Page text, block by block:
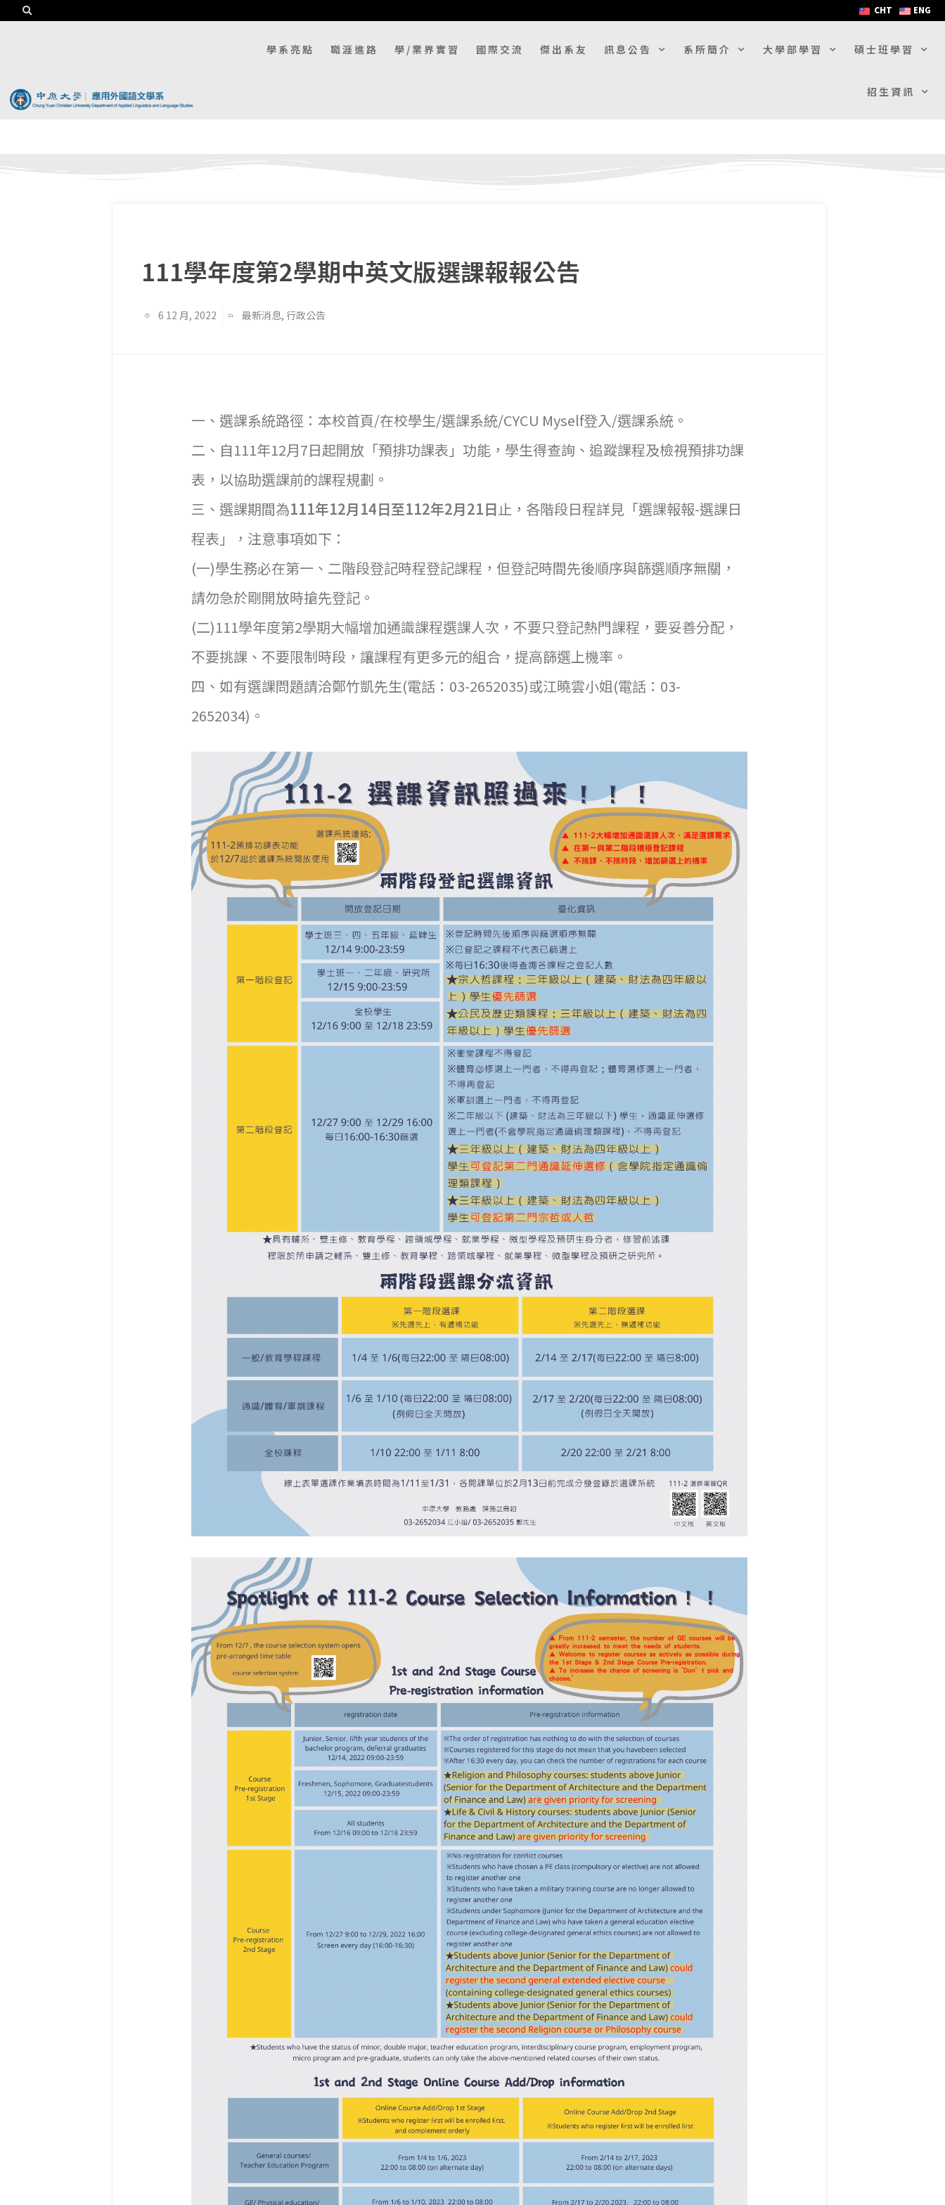
CHT ENG
學系亮點 職涯進路 學/業界實習 國際交流 傑出系友 訊息公告 系所簡介 大學部學習 碩士班學習
招生資訊
111學年度第2學期中英文版選課報報公告
6 12 月, 2022 最新消息, 行政公告
一、選課系統路徑：本校首頁/在校學生/選課系統/CYCU Myself登入/選課系統。
二、自111年12月7日起開放「預排功課表」功能，學生得查詢、追蹤課程及檢視預排功課
表，以協助選課前的課程規劃。
三、選課期間為111年12月14日至112年2月21日止，各階段日程詳見「選課報報-選課日
程表」，注意事項如下：
(一)學生務必在第一、二階段登記時程登記課程，但登記時間先後順序與篩選順序無關，
請勿急於剛開放時搶先登記。
(二)111學年度第2學期大幅增加通識課程選課人次，不要只登記熱門課程，要妥善分配，
不要挑課、不要限制時段，讓課程有更多元的組合，提高篩選上機率。
四、如有選課問題請洽鄭竹凱先生(電話：03-2652035)或江曉雲小姐(電話：03-
2652034)。